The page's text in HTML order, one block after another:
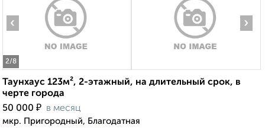
2/8
‹ ›
Таунхаус 123м², 2-этажный, на длительный срок, в
черте города
50 000 ₽ в месяц
мкр. Пригородный, Благодатная